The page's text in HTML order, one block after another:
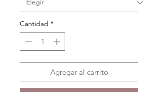
Cantidad *
Agregar al carrito